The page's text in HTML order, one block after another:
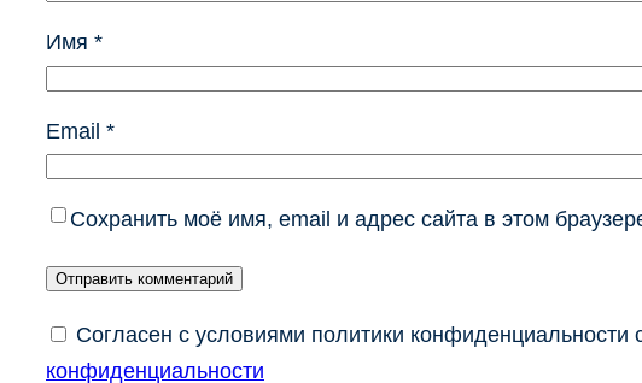
Имя *
Email *
Сохранить моё имя, email и адрес сайта в этом
Согласен с условиями политики
конфиденциальности